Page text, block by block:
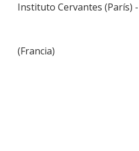
Instituto Cervantes (París)
(Francia)